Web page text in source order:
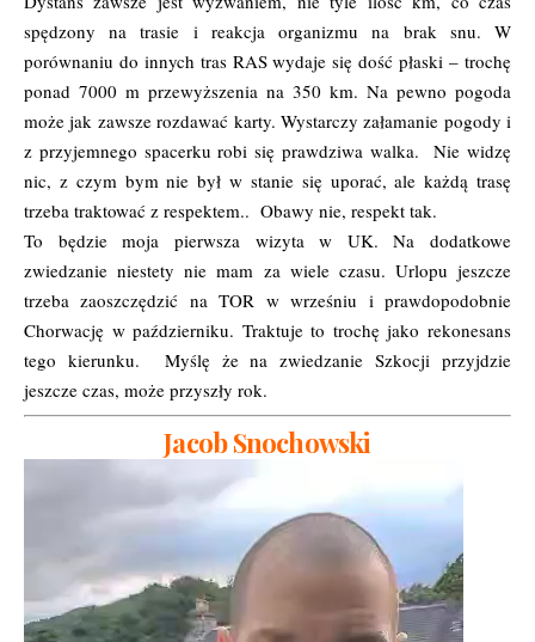
spędzony na trasie i reakcja organizmu na brak snu. W
porównaniu do innych tras RAS wydaje się dość płaski – trochę
ponad 7000 m przewyższenia na 350 km. Na pewno pogoda
może jak zawsze rozdawać karty. Wystarczy załamanie pogody i
z przyjemnego spacerku robi się prawdziwa walka. Nie widzę
nic, z czym bym nie był w stanie się uporać, ale każdą trasę
trzeba traktować z respektem.. Obawy nie, respekt tak.
To będzie moja pierwsza wizyta w UK. Na dodatkowe
zwiedzanie niestety nie mam za wiele czasu. Urlopu jeszcze
trzeba zaoszczędzić na TOR w wrześniu i prawdopodobnie
Chorwację w październiku. Traktuje to trochę jako rekonesans
tego kierunku. Myślę że na zwiedzanie Szkocji przyjdzie
jeszcze czas, może przyszły rok.
Jacob Snochowski